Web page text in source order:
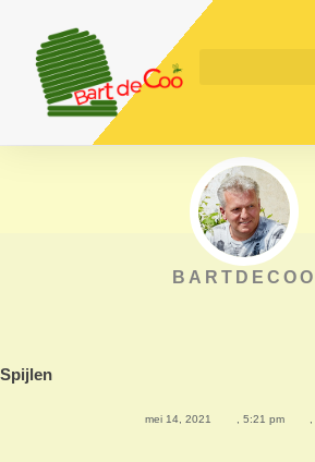
BARTDECOO
Spijlen
mei 14, 2021 5:21 pm